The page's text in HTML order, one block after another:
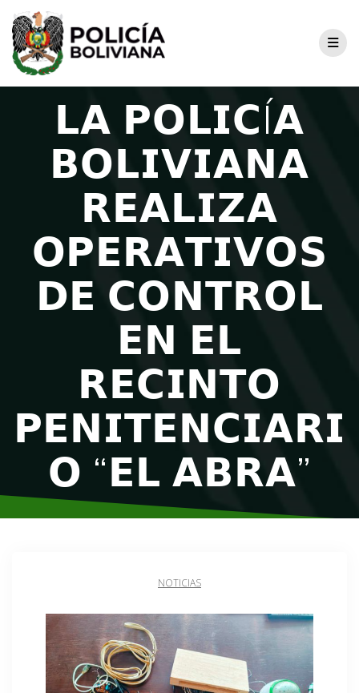
𝗟𝗔 𝗣𝗢𝗟𝗜𝗖Í𝗔
𝗕𝗢𝗟𝗜𝗩𝗜𝗔𝗡𝗔
𝗥𝗘𝗔𝗟𝗜𝗭𝗔
𝗢𝗣𝗘𝗥𝗔𝗧𝗜𝗩𝗢𝗦
𝗗𝗘 𝗖𝗢𝗡𝗧𝗥𝗢𝗟
𝗘𝗡 𝗘𝗟
𝗥𝗘𝗖𝗜𝗡𝗧𝗢
𝗣𝗘𝗡𝗜𝗧𝗘𝗡𝗖𝗜𝗔𝗥𝗜
𝗢 “𝗘𝗟 𝗔𝗕𝗥𝗔”
NOTICIAS